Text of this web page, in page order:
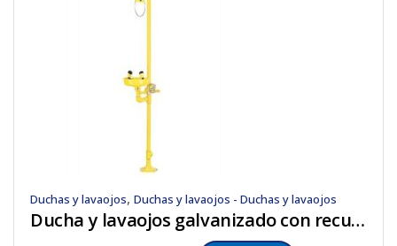
Duchas y lavaojos, Duchas y lavaojos - Duchas y lavaojos
Ducha y lavaojos galvanizado con recubrimiento anticorrosión